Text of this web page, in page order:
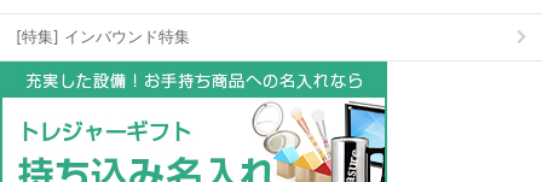
[特集] インバウンド特集